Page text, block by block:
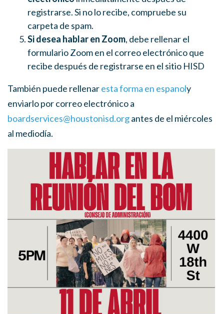
registrarse. Si no lo recibe, compruebe su
carpeta de spam.
Si desea hablar en Zoom, debe rellenar el
formulario Zoom en el correo electrónico que
recibe después de registrarse en el sitio HISD
También puede rellenaresta forma en espanoly
enviarlo por correo electrónico a
boardservices@houstonisd.organtes de el miércoles
al mediodía.